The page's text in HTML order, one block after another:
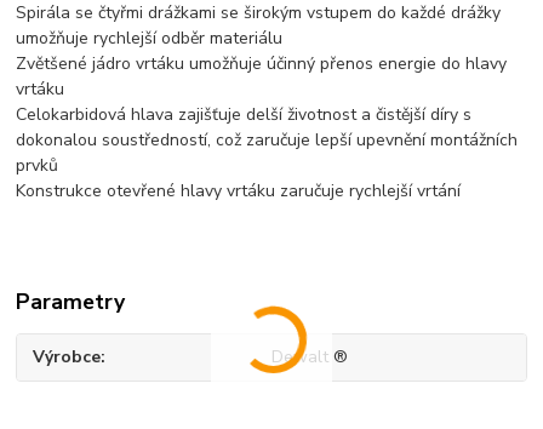
Spirála se čtyřmi drážkami se širokým vstupem do každé drážky
umožňuje rychlejší odběr materiálu
Zvětšené jádro vrtáku umožňuje účinný přenos energie do hlavy
vrtáku
Celokarbidová hlava zajišťuje delší životnost a čistější díry s
dokonalou soustředností, což zaručuje lepší upevnění montážních
prvků
Konstrukce otevřené hlavy vrtáku zaručuje rychlejší vrtání
Parametry
Výrobce Dewalt ®